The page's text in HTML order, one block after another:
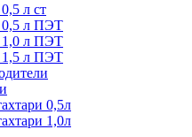
л ст
л ПЭТ
л ПЭТ
л ПЭТ
0,5л
1,0л